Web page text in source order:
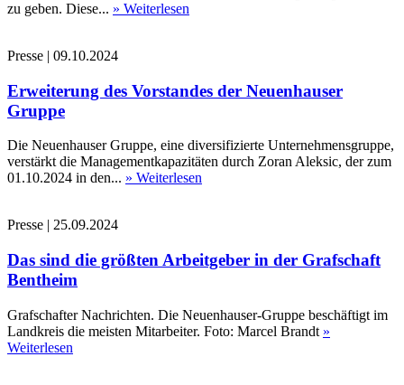
zu geben. Diese... » Weiterlesen
Presse | 09.10.2024
Erweiterung des Vorstandes der Neuenhauser
Gruppe
Die Neuenhauser Gruppe, eine diversifizierte Unternehmensgruppe,
verstärkt die Managementkapazitäten durch Zoran Aleksic, der zum
01.10.2024 in den... » Weiterlesen
Presse | 25.09.2024
Das sind die größten Arbeitgeber in der Grafschaft
Bentheim
Grafschafter Nachrichten. Die Neuenhauser-Gruppe beschäftigt im
Landkreis die meisten Mitarbeiter. Foto: Marcel Brandt »
Weiterlesen